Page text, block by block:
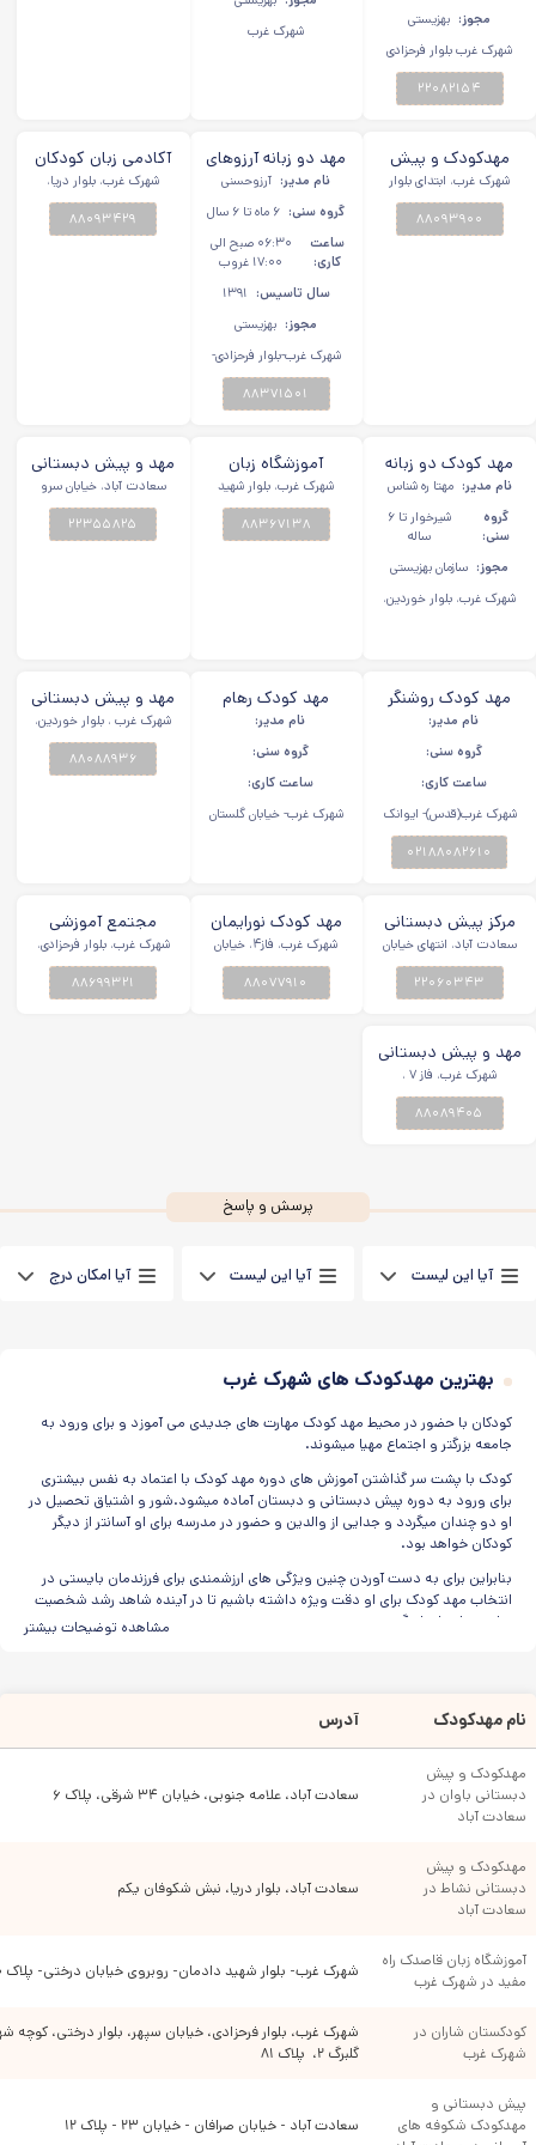
مجوز: بهزیستی
شهرک غرب بلوار فرحزادی
خیابان نورانی پلاک ۲۳
۲۲۰۸۲۱۵۴
شهرک غرب
مهدکودک و پیش
دبستانی شازده
کوچولو شهرک غرب
شهرک غرب، ابتدای بلوار
فرحزادی، خیابان حسن سیف،
کوچه ششم، پلاک ۲۵
۸۸۰۹۳۹۰۰
مهد دو زبانه آرزوهای
نیک شهرک غرب
نام مدیر: آرزوحسنی
گروه سنی: ۶ ماه تا ۶ سال
ساعت
کاری:
۰۶:۳۰ صبح الی
۱۷:۰۰ غروب
سال تاسیس: ۱۳۹۱
مجوز: بهزیستی
شهرک غرب-بلوار فرحزادی-
خیابان حسن سیف-کوچه
دهم-پلاک ۲
۸۸۳۷۱۵۰۱
آکادمی زبان کودکان
قاصدک راه مفید
شهرک غرب
شهرک غرب، بلوار دریا،
خیابان گلها، نبش توحید
دوم، پلاک ۹۹
۸۸۰۹۳۴۲۹
مهد کودک دو زبانه
مهد فرهنگ شهرک
غرب
نام مدیر: مهتا ره شناس
گروه
سنی:
شیرخوار تا ۶
ساله
مجوز: سازمان بهزیستی
شهرک غرب، بلوار خوردین،
آموزشگاه زبان
قاصدک سپید شهرک
غرب
شهرک غرب، بلوار شهید
دادمان، روبروی خیابان
درختی، پلاک ۹۰
۸۸۳۶۷۱۳۸
مهد و پیش دبستانی
سرزمین ایلیا سعادت
آباد
سعادت آباد، خیابان سرو
غربی، ۲۰ متری آسمان، آسمان
پنجم غربی، پلاک ۲۴
۲۲۳۵۵۸۲۵
مهد کودک روشنگر
شهرک غرب
نام مدیر:
گروه سنی:
ساعت کاری:
شهرک غرب(قدس)- ایوانک
غربی- فاز ۶- نبش گل افشان
جنوبی
۰۲۱۸۸۰۸۲۶۱۰
مهد کودک رهام
شهرک غرب
نام مدیر:
گروه سنی:
ساعت کاری:
شهرک غرب- خیابان گلستان
مهد و پیش دبستانی
لبخند خورشید شهرک
غرب
شهرک غرب ، بلوار خوردین،
نرسیده به چهارراه سعادت
آباد مسجد قدس ، توحید
۳،پلاک۹
۸۸۰۸۸۹۳۶
مرکز پیش دبستانی
و مهدکودک ملینا
شهرک غرب
سعادت آباد، انتهای خیابان
علامه شمالی ، خیابان ۲۲
شرقی ، پلاک۱۵
۲۲۰۶۰۳۴۳
مهد کودک نورایمان
شهرک غربشهرک غرب، فاز۴، خیابان
پلاک ۱۷
۸۸۰۷۷۹۱۰
مجتمع آموزشی
آفرینش - دخترانه
شهرک غرب
شهرک غرب، بلوار فرحزادی،
روبروی اریکه ایرانیان، خیابان
شهید اناری
۸۸۶۹۹۳۲۱
مهد و پیش دبستانی
بامداد تربیت شهرک
غرب
شهرک غرب، فاز ۷ ،
بلوارخوردین، پایین تر از
آتش نشانی توحید ۲،
پلاک۷۴
۸۸۰۸۹۴۰۵
پرسش و پاسخ
آیا این لیست
اضافه می‌شوند؟
آیا این لیست
است؟
آیا امکان درج
بهترین مهدکودک های شهرک غرب
کودکان با حضور در محیط مهد کودک مهارت های جدیدی می آموزد و برای ورود به
جامعه بزرگتر و اجتماع مهیا میشوند.
کودک با پشت سر گذاشتن آموزش های دوره مهد کودک با اعتماد به نفس بیشتری
برای ورود به دوره پیش دبستانی و دبستان آماده میشود.شور و اشتیاق تحصیل در
او دو چندان میگردد و جدایی از والدین و حضور در مدرسه برای او آسانتر از دیگر
کودکان خواهد بود.
بنابراین برای به دست آوردن چنین ویژگی های ارزشمندی برای فرزندمان بایستی در
انتخاب مهد کودک برای او دقت ویژه داشته باشیم تا در آینده شاهد رشد شخصیت
و استعدادهای او گردیم.
عوامل مهم برای انتخاب مهد کودک
مهد کودک به آسانی می تواند نقشه راه زندگی کودک را تعیین کند و آینده روشنی
پیش روی کودک قرار دهد.
دوره های مهد کودک بالا ببرند تا بتوانند در قضاوت برای تعیین بهترین مهد کودک
دچار اشتباه نشوند و تصمیم درستی برای پیشبرد هدف تعلیم و تربیت فرزند خود
داشته باشند.
موسسات در اختیارتان قرار دهد.ولی هرگز نمی تواند جایگزین بازدید حضوری
گردد.دیدن تمام فضا ها از نزدیک و رصد تمام محیط در تصمیم نهایی شما نقش
روانشناسان حوزه کودک همواره توصیه میکنند زمان برقراری کلاس های آموزشی سری
به کلاس ها بزنید و نحوه تعامل مربی با کودکان را زیر ذره بین خود قرار دهید.
آموزشی در سطح استاندارد باشد.دقت کنید آموزش ها نیز با استاندارد های جهانی
هماهنگ باشند.
مشاهده توضیحات بیشتر
نام مهدکودک آدرس
مهدکودک و پیش
دبستانی باوان در
سعادت آباد
سعادت آباد، علامه جنوبی، خیابان ۳۴ شرقی، پلاک ۶
مهدکودک و پیش
دبستانی نشاط در
سعادت آباد
سعادت آباد، بلوار دریا، نبش شکوفان یکم
آموزشگاه زبان قاصدک راه
مفید در شهرک غرب
شهرک غرب- بلوار شهید دادمان- روبروی خیابان درختی- پلاک ۹۰
کودکستان شاران در
شهرک غرب
شهرک غرب، بلوار فرحزادی، خیابان سپهر، بلوار درختی، کوچه
گلبرگ ۲،  پلاک ۸۱
پیش دبستانی و
مهدکودک شکوفه های
سعادت آباد - خیابان صرافان - خیابان ۲۳ - پلاک ۱۲